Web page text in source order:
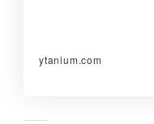
ytanium.com